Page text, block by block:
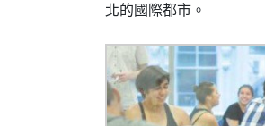
北的國際都市。